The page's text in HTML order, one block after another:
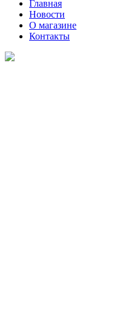
Главная
Новости
О магазине
Контакты